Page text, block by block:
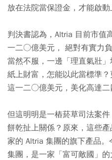
放在法院當保證金，才能啟動
判決書認為，Altria 目前市值
一二○億美元， 絕對有實力
當然不服，一邊「理直氣壯
紙上財富，怎能以此當標準
這一二○億美元，美化高達二
但這明明是一樁菸草司法案
餅乾扯上關係？原來，這些
家的 Altria 集團的旗下產品
集團，是一家「富可敵國」